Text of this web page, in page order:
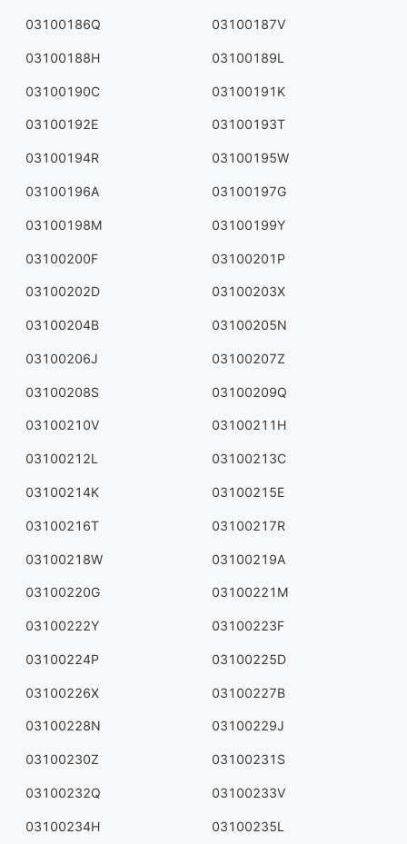
03100186Q 03100187V
03100188H 03100189L
03100190C 03100191K
03100192E 03100193T
03100194R 03100195W
03100196A 03100197G
03100198M 03100199Y
03100200F 03100201P
03100202D 03100203X
03100204B 03100205N
03100206J 03100207Z
03100208S 03100209Q
03100210V 03100211H
03100212L 03100213C
03100214K 03100215E
03100216T 03100217R
03100218W 03100219A
03100220G 03100221M
03100222Y 03100223F
03100224P 03100225D
03100226X 03100227B
03100228N 03100229J
03100230Z 03100231S
03100232Q 03100233V
03100234H 03100235L